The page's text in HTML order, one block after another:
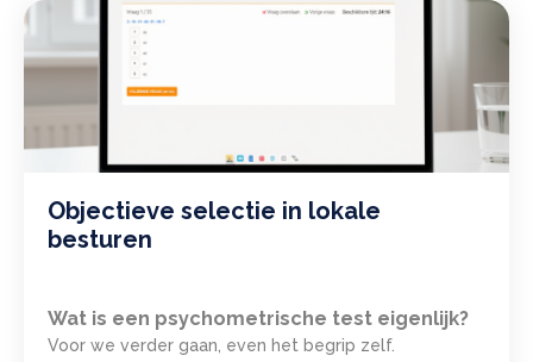
Objectieve selectie in lokale
besturen
Wat is een psychometrische test eigenlijk?
Voor we verder gaan, even het begrip zelf.